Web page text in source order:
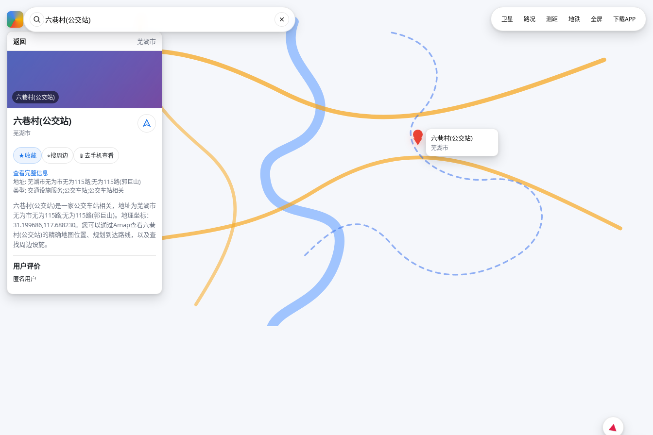
返回 芜湖市
六巷村(公交站)
六巷村(公交站)
芜湖市
★收藏 ⌖搜周边 📱 去手机查看
查看完整信息
地址: 芜湖市无为市无为115路;无为115路(郭巨山)
类型: 交通设施服务;公交车站;公交车站相关
六巷村(公交站)是一家公交车站相关，地址为芜湖市
无为市无为115路;无为115路(郭巨山)。地理坐标：
31.199686,117.688230。您可以通过Amap查看六巷
村(公交站)的精确地图位置、规划到达路线，以及查
找周边设施。
用户评价
匿名用户
六巷村(公交站)
芜湖市
卫星 路况 测距 地铁 全屏 下载APP